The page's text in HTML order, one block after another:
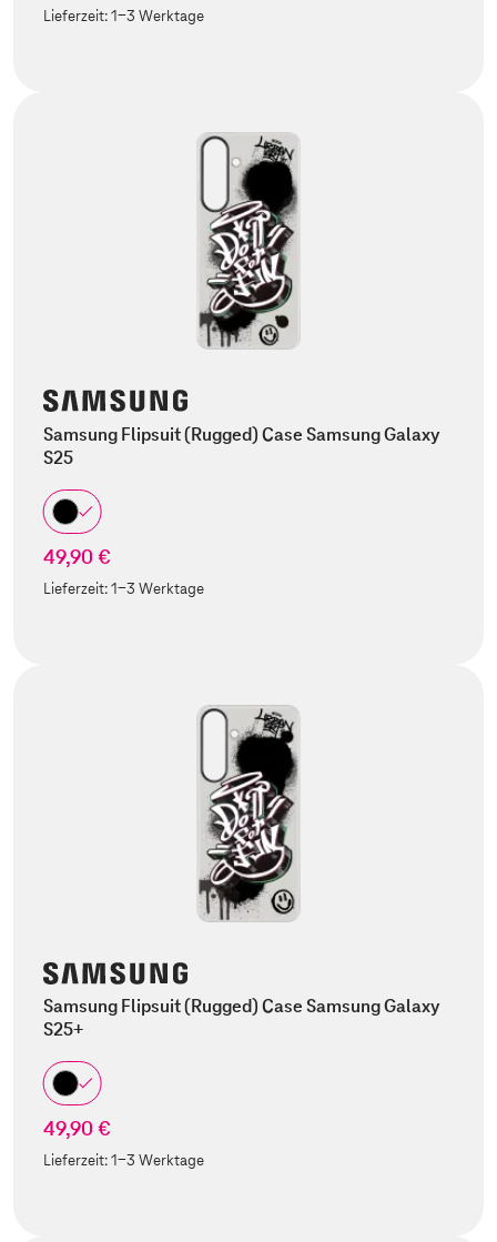
Lieferzeit:1-3 Werktage
Samsung Flipsuit (Rugged) Case Samsung Galaxy
S25
49,90 €
Lieferzeit:1-3 Werktage
Samsung Flipsuit (Rugged) Case Samsung Galaxy
S25+
49,90 €
Lieferzeit:1-3 Werktage